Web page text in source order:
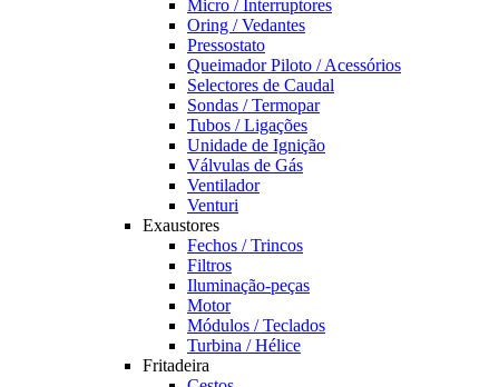
Micro / Interruptores
Oring / Vedantes
Pressostato
Queimador Piloto / Acessórios
Selectores de Caudal
Sondas / Termopar
Tubos / Ligações
Unidade de Ignição
Válvulas de Gás
Ventilador
Venturi
Exaustores
Fechos / Trincos
Filtros
Iluminação-peças
Motor
Módulos / Teclados
Turbina / Hélice
Fritadeira